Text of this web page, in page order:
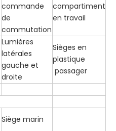
commande
de
commutation
compartiment
en travail
Lumières
latérales
gauche et
droite
Sièges en
plastique
passager
Siège marin